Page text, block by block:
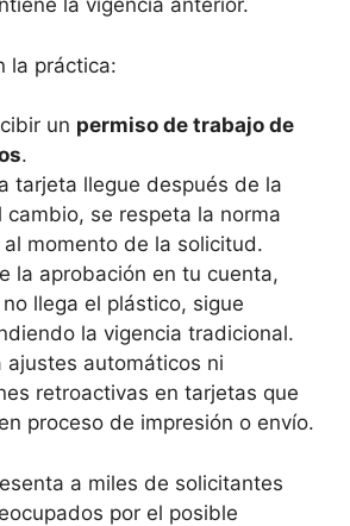
la vigencia anterior.
la práctica:
un permiso de trabajo de
.
tarjeta llegue después de la
cambio, se respeta la norma
momento de la solicitud.
la aprobación en tu cuenta,
llega el plástico, sigue
la vigencia tradicional.
ajustes automáticos ni
retroactivas en tarjetas que
proceso de impresión o envío.
a miles de solicitantes
por el posible